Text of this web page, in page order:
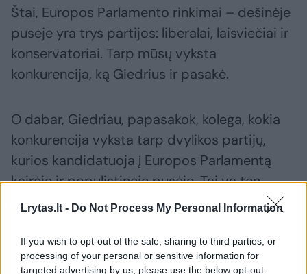
Lrytas.lt - Do Not Process My Personal Information
If you wish to opt-out of the sale, sharing to third parties, or
processing of your personal or sensitive information for
targeted advertising by us, please use the below opt-out
Štai, Europos Parlamento rinkimai – dešinėje
pusėje yra trys partijos: liberalai, laisviečiai ir
konservatoriai. Tarp mūsų vyksta
konkurencija, ką Giedrius ir pasakė.
O dabar, Giedriau, papasakok, kolega, kokia
konkurencija vyksta tarp dvylikos partijų,
kurios kandidatuoja į Europos Parlamentą
kairėje ir populistinėje pusėje. Tai va ten,
turbūt nepaneigsi, bus dar žiauresnė
gražuliais ir puidokais ta konkurencija atrodys
ne tik neskani, bet peržengs visas padorumo